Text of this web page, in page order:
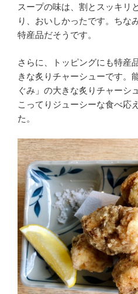
スープの味は、割とスッキリ
り、おいしかったです。ちな
特産品だそうです。
さらに、トッピングにも特産
きな炙りチャーシューです。
ぐみ」の大きな炙りチャーシ
こってりジューシーな食べ応
た。